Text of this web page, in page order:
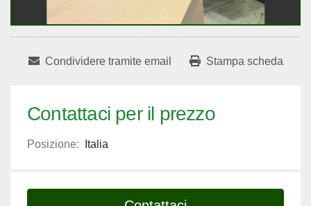
Condividere tramite email Stampa scheda
Contattaci per il prezzo
Posizione: Italia